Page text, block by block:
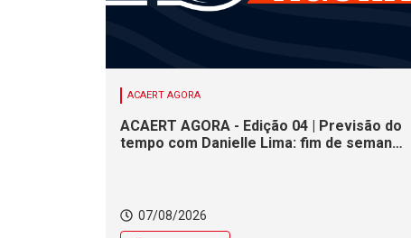
ACAERT AGORA
ACAERT AGORA - Edição 04 | Previsão do
tempo com Danielle Lima: fim de semana
07/08/2026